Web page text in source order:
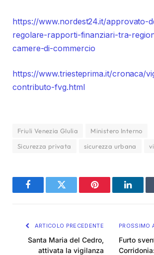
https://www.nordest24.it/approvato-
regolare-rapporti-finanziari-tra-
camere-di-commercio
https://www.triesteprima.it/cronaca/
contributo-fvg.html
Friuli Venezia GIulia
Ministero Interno
Sicurezza privata
sicurezza urbana
FacebookTwitter Pinterest
ARTICOLO PRECEDENTE
Santa Maria del Cedro,
attivata la vigilanza
PROSSIMO
Furto